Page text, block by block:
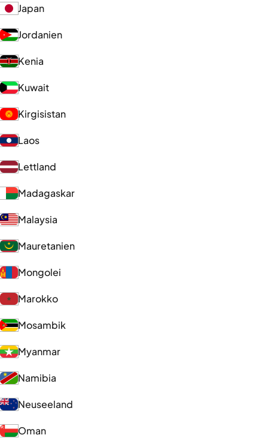
Japan
Jordanien
Kenia
Kuwait
Kirgisistan
Laos
Lettland
Madagaskar
Malaysia
Mauretanien
Mongolei
Marokko
Mosambik
Myanmar
Namibia
Neuseeland
Oman